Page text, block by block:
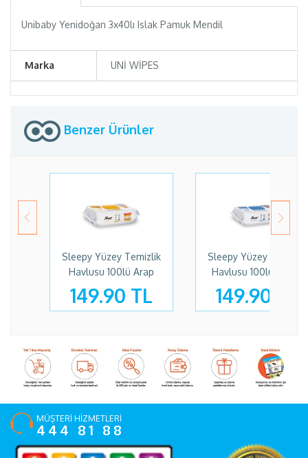
Unibaby Yenidoğan 3x40lı Islak Pamuk Mendil
Marka UNİ WİPES
Benzer Ürünler
Sleepy Yüzey Temizlik
Havlusu 100lü Arap
Sabunlu
149.90 TL
Sleepy Yüzey Temizlik
Havlusu 100lü Hijyen
149.90 TL
MÜŞTERİ HİZMETLERİ
444 81 88